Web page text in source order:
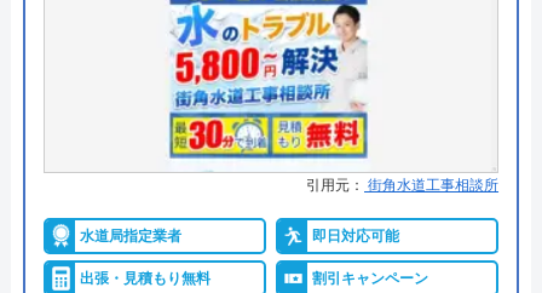
近畿水道サポートセンターのクチ
4.7（224件のクチコミ）
※クチコミの内容について
yoshiko
3 か月前
累計約10万件
最大5年施工保証あり
詳細は公式HPでご確認ください
関西住宅設備がおすすめの理由
修理料金385円～という驚愕の安さが魅力の地域密
着型の業者です。トイレのつまりや水漏れをはじ
引用元： 街角水道工事相談所
水道局指定業者 即日対応可能
出張・見積もり無料 割引キャンペーン